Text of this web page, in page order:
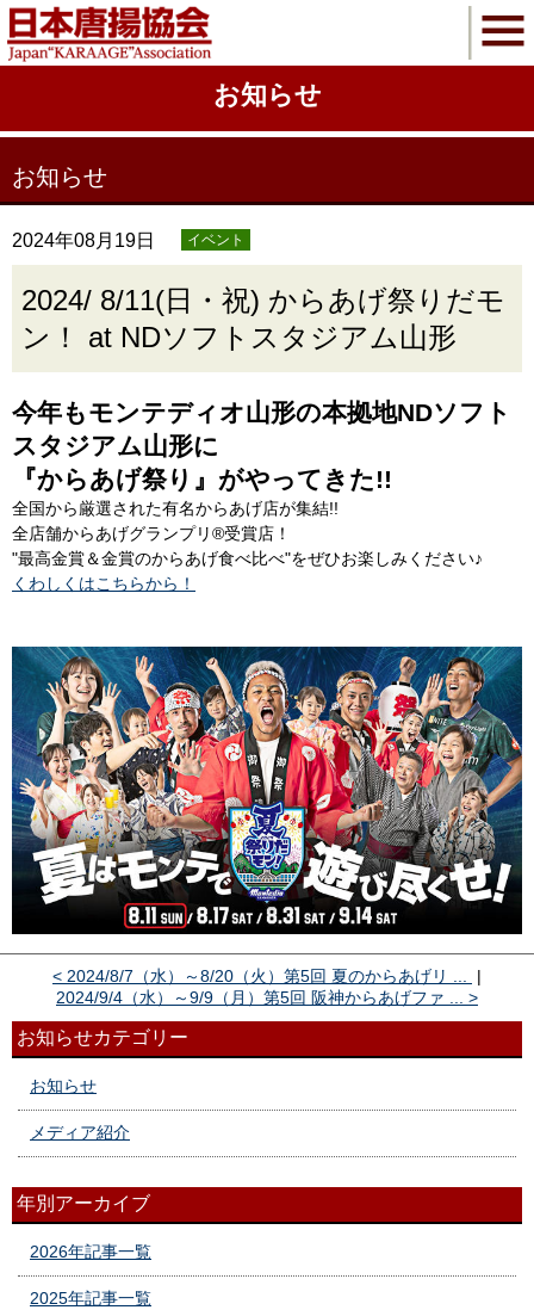
お知らせ
お知らせ
2024年08月19日 イベント
2024/ 8/11(日・祝) からあげ祭りだモ
ン！ at NDソフトスタジアム山形
今年もモンテディオ山形の本拠地NDソフト
スタジアム山形に
『からあげ祭り』がやってきた!!
全国から厳選された有名からあげ店が集結!!
全店舗からあげグランプリ®受賞店！
"最高金賞＆金賞のからあげ食べ比べ"をぜひお楽しみください♪
くわしくはこちらから！
< 2024/8/7（水）～8/20（火）第5回 夏のからあげリ ...
|
2024/9/4（水）～9/9（月）第5回 阪神からあげファ ... >
お知らせカテゴリー
お知らせ
メディア紹介
年別アーカイブ
2026年記事一覧
2025年記事一覧